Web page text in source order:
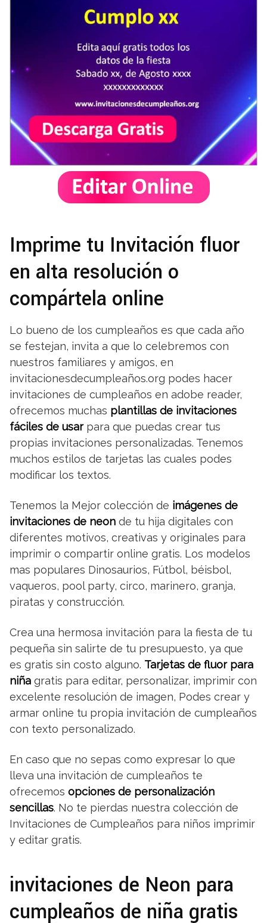
Imprime tu Invitación fluor
en alta resolución o
compártela online
Lo bueno de los cumpleaños es que cada año
se festejan, invita a que lo celebremos con
nuestros familiares y amigos, en
invitacionesdecumpleaños.org podes hacer
invitaciones de cumpleaños en adobe reader,
ofrecemos muchas plantillas de invitaciones
fáciles de usarpara que puedas crear tus
propias invitaciones personalizadas. Tenemos
muchos estilos de tarjetas las cuales podes
modificar los textos.
Tenemos la Mejor colección de imágenes de
invitaciones de neon de tu hija digitales con
diferentes motivos, creativas y originales para
imprimir o compartir online gratis. Los modelos
mas populares Dinosaurios, Fútbol, béisbol,
vaqueros, pool party, circo, marinero, granja,
piratas y construcción.
Crea una hermosa invitación para la fiesta de tu
pequeña sin salirte de tu presupuesto, ya que
es gratis sin costo alguno. Tarjetas de fluor para
niña gratis para editar, personalizar, imprimir con
excelente resolución de imagen, Podes crear y
armar online tu propia invitación de cumpleaños
con texto personalizado.
En caso que no sepas como expresar lo que
lleva una invitación de cumpleaños te
ofrecemos opciones de personalización
sencillas. No te pierdas nuestra colección de
Invitaciones de Cumpleaños para niños imprimir
y editar gratis.
invitaciones de Neon para
cumpleaños de niña gratis